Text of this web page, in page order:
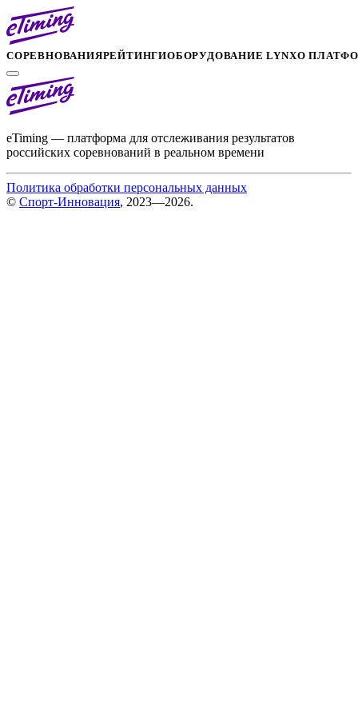
СОРЕВНОВАНИЯРЕЙТИНГИОБОРУДОВАНИЕ LYNXО
eTiming — платформа для отслеживания результатов
российских соревнований в реальном времени
Политика обработки персональных данных
© Спорт-Инновация, 2023—2026.